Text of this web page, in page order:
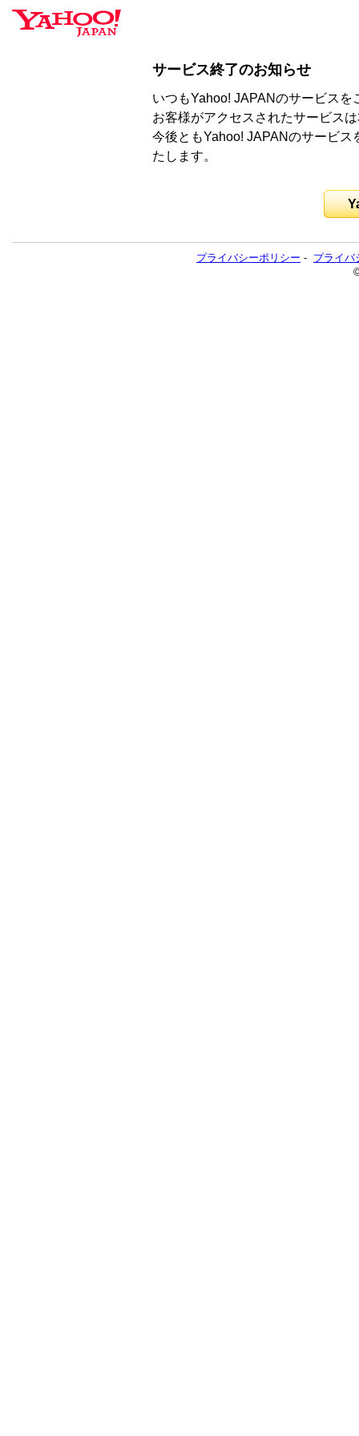
サービス終了のお知らせ
いつもYahoo! JAPANのサービス
お客様がアクセスされたサービス
今後ともYahoo! JAPANのサービ
たします。
プライバシーポリシー - プライバ